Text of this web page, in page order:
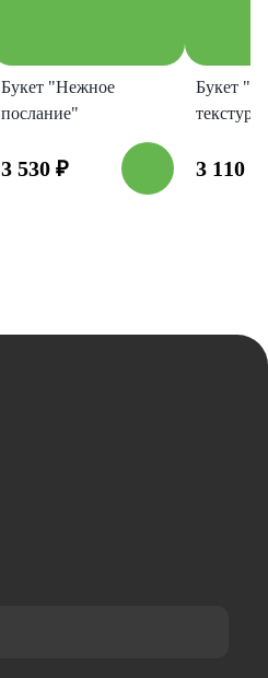
Букет "Нежное
послание"
3 530 ₽
Букет
текстура"
3 110